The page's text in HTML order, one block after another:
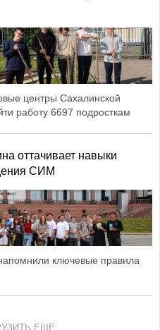
центры Сахалинской
работу 6697 подросткам
оттачивает навыки
СИМ
ключевые правила
ЕЩЕ